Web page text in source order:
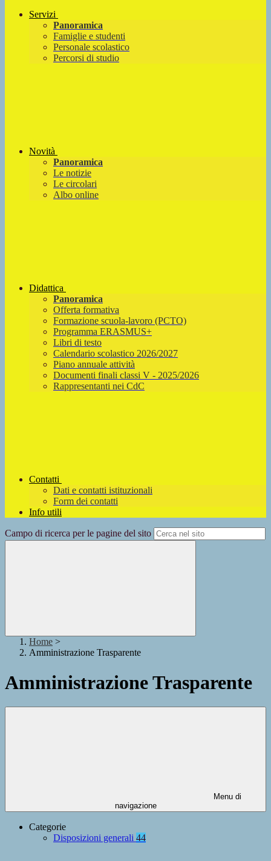
Servizi
Panoramica
Famiglie e studenti
Personale scolastico
Percorsi di studio
Novità
Panoramica
Le notizie
Le circolari
Albo online
Didattica
Panoramica
Offerta formativa
Formazione scuola-lavoro (PCTO)
Programma ERASMUS+
Libri di testo
Calendario scolastico 2026/2027
Piano annuale attività
Documenti finali classi V - 2025/2026
Rappresentanti nei CdC
Contatti
Dati e contatti istituzionali
Form dei contatti
Info utili
Campo di ricerca per le pagine del sito
Home >
Amministrazione Trasparente
Amministrazione Trasparente
Menu di
navigazione
Categorie
Disposizioni generali 44